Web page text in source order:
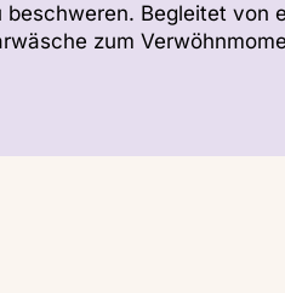
Begleitet von
zum